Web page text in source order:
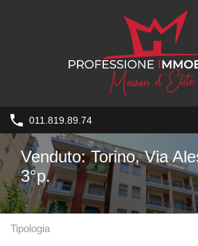
011.819.89.74
Venduto: Torino, Via
3°p.
Tipologia